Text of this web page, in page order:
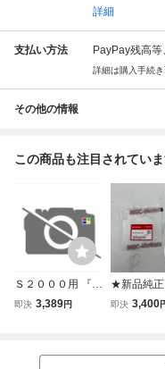
詳細
支払い方法 PayPay残高
詳細は購入手続
その他の情報
この商品も注目されてい
Ｓ２０００用 『フ
ロント』バンパー
即決 3,389円
★新品純
ダ エンブレ
即決 3,400